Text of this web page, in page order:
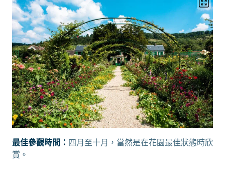
最佳參觀時間： 四月至十月，當然是在花園最佳狀態時欣
賞。